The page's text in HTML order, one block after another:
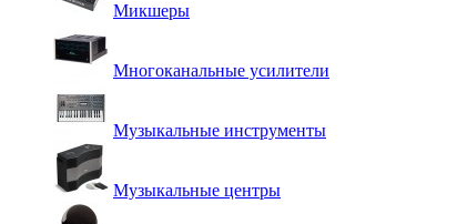
Микшеры
Многоканальные усилители
Музыкальные инструменты
Музыкальные центры